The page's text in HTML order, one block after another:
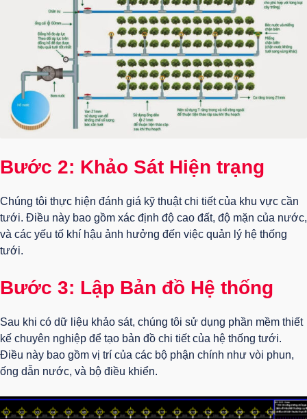
Bước 2: Khảo Sát Hiện trạng
Chúng tôi thực hiện đánh giá kỹ thuật chi tiết của khu vực cần
tưới. Điều này bao gồm xác định độ cao đất, độ mặn của nước,
và các yếu tố khí hậu ảnh hưởng đến việc quản lý hệ thống
tưới.
Bước 3: Lập Bản đồ Hệ thống
Sau khi có dữ liệu khảo sát, chúng tôi sử dụng phần mềm thiết
kế chuyên nghiệp để tạo bản đồ chi tiết của hệ thống tưới.
Điều này bao gồm vị trí của các bộ phận chính như vòi phun,
ống dẫn nước, và bộ điều khiển.